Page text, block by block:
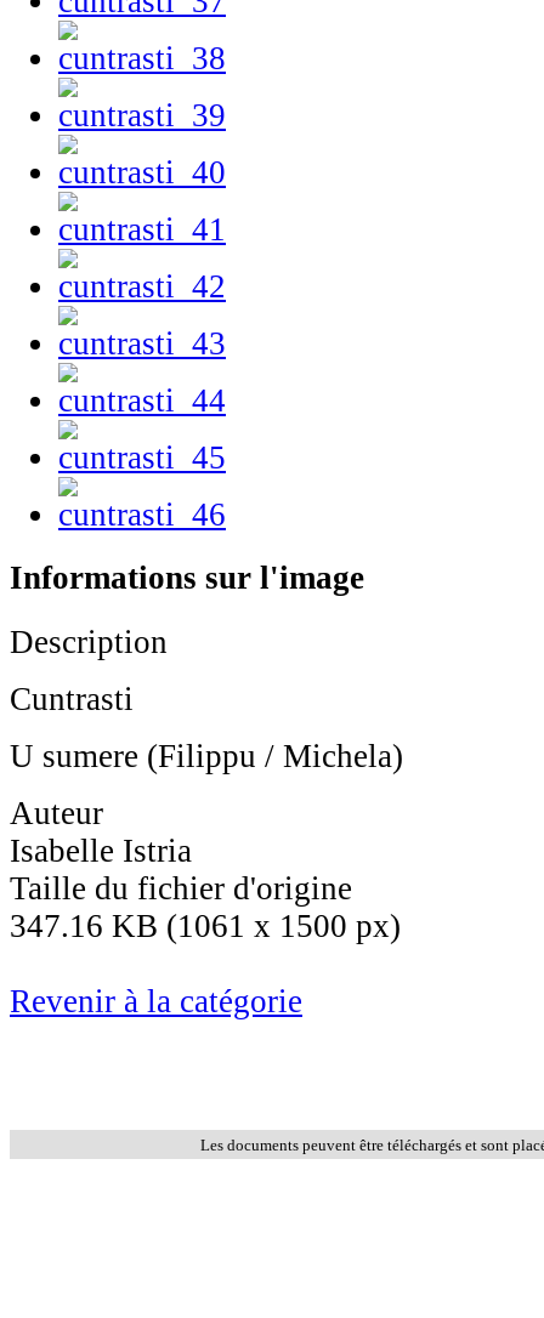
Informations sur l'image
Description
Cuntrasti
U sumere (Filippu / Michela)
Auteur
Isabelle Istria
Taille du fichier d'origine
347.16 KB (1061 x 1500 px)
Revenir à la catégorie
Les documents peuvent être téléchargés et sont